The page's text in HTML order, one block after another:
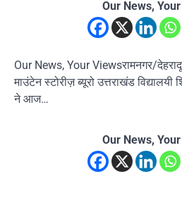
Our News,
Our News, Your Viewsरामनगर/
माउंटेन स्टोरीज़ ब्यूरो उत्तराखंड विद्यालयी
ने आज…
Our News,